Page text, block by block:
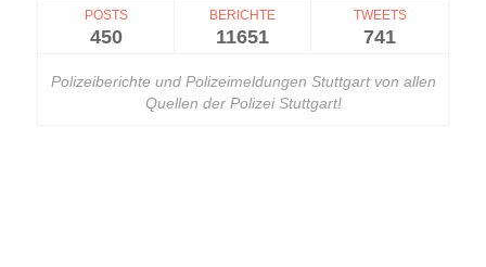
POSTS
450
BERICHTE
11651
TWEETS
741
Polizeiberichte und Polizeimeldungen Stuttgart von allen
Quellen der Polizei Stuttgart!